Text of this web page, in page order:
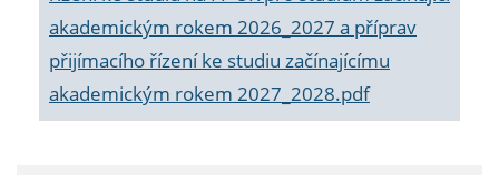
akademickým rokem 2026_2027 a příprav
přijímacího řízení ke studiu začínajícímu
akademickým rokem 2027_2028.pdf